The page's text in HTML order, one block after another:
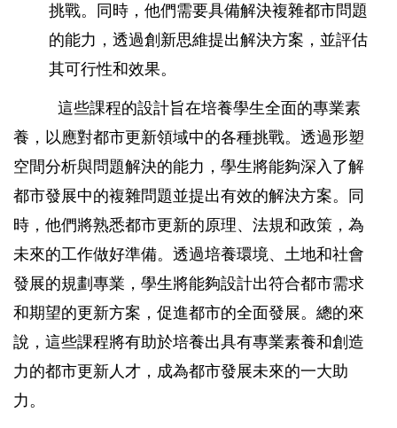
挑戰。同時，他們需要具備解決複雜都市問題
的能力，透過創新思維提出解決方案，並評估
其可行性和效果。
這些課程的設計旨在培養學生全面的專業素
養，以應對都市更新領域中的各種挑戰。透過形塑
空間分析與問題解決的能力，學生將能夠深入了解
都市發展中的複雜問題並提出有效的解決方案。同
時，他們將熟悉都市更新的原理、法規和政策，為
未來的工作做好準備。透過培養環境、土地和社會
發展的規劃專業，學生將能夠設計出符合都市需求
和期望的更新方案，促進都市的全面發展。總的來
說，這些課程將有助於培養出具有專業素養和創造
力的都市更新人才，成為都市發展未來的一大助
力。